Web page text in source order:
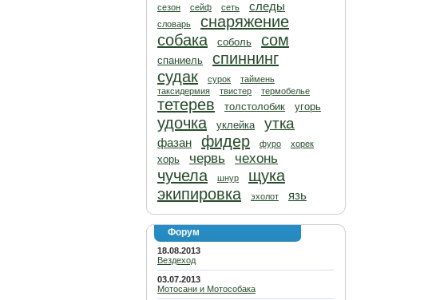
сезон
сейф сеть следы
словарь
снаряжение
собака
соболь сом
спаниель
спиннинг
судак
сурок
таймень
таксидермия
твистер термобелье
тетерев толстолобик угорь
удочка уклейка утка
фазан фидер фуро хорек
хорь червь чехонь
чучела шнур
щука
экипировка
эхолот язь
Форум
18.08.2013
Вездеход
03.07.2013
Мотосани и Мотособака